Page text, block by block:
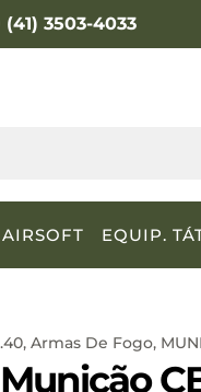
(41) 3503-4033
AIRSOFT EQUIP.
.40, Armas De Fogo,
Munição